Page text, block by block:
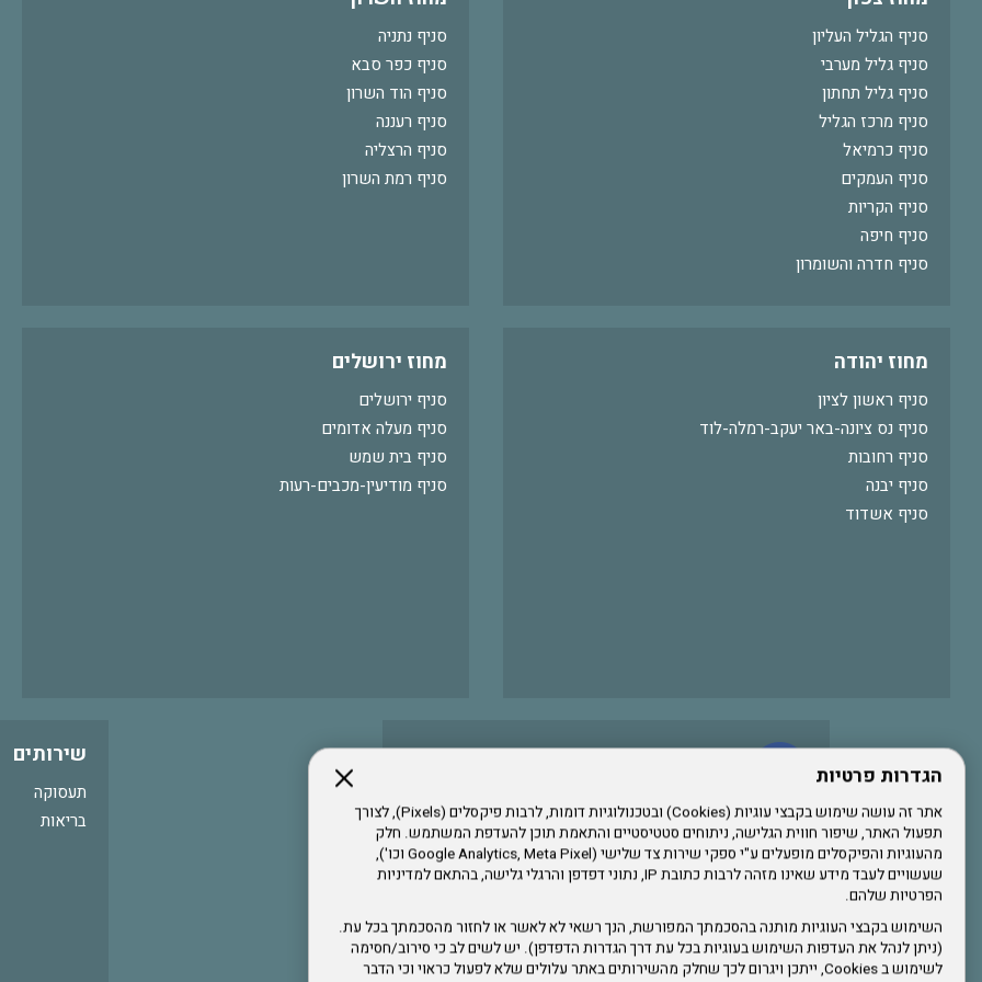
הגדרות פרטיות
אתר זה עושה שימוש בקבצי עוגיות (Cookies) ובטכנולוגיות דומות, לרבות פיקסלים (Pixels), לצורך
תפעול האתר, שיפור חווית הגלישה, ניתוחים סטטיסטיים והתאמת תוכן להעדפת המשתמש. חלק
מהעוגיות והפיקסלים מופעלים ע"י ספקי שירות צד שלישי (Google Analytics, Meta Pixel וכו'),
שעשויים לעבד מידע שאינו מזהה לרבות כתובת IP, נתוני דפדפן והרגלי גלישה, בהתאם למדיניות
הפרטיות שלהם.
השימוש בקבצי העוגיות מותנה בהסכמתך המפורשת, הנך רשאי לא לאשר או לחזור מהסכמתך בכל עת.
(ניתן לנהל את העדפות השימוש בעוגיות בכל עת דרך הגדרות הדפדפן). יש לשים לב כי סירוב/חסימה
לשימוש ב Cookies, ייתכן ויגרום לכך שחלק מהשירותים באתר עלולים שלא לפעול כראוי וכי הדבר
סניף הגליל העליון
סניף גליל מערבי
סניף גליל תחתון
סניף מרכז הגליל
סניף כרמיאל
סניף העמקים
סניף הקריות
סניף חיפה
סניף חדרה והשומרון
סניף נתניה
סניף כפר סבא
סניף הוד השרון
סניף רעננה
סניף הרצליה
סניף רמת השרון
מחוז יהודה
סניף ראשון לציון
סניף נס ציונה-באר יעקב-רמלה-לוד
סניף רחובות
סניף יבנה
סניף אשדוד
מחוז ירושלים
סניף ירושלים
סניף מעלה אדומים
סניף בית שמש
סניף מודיעין-מכבים-רעות
הרשמו לערוץ היוטיוב שלנו
אתר צה"ל
שירותים
תעסוקה
בריאות